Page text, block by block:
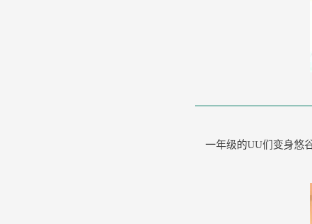
一年级的UU们变身悠